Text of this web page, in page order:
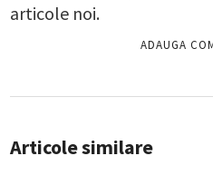
articole noi.
Articole similare